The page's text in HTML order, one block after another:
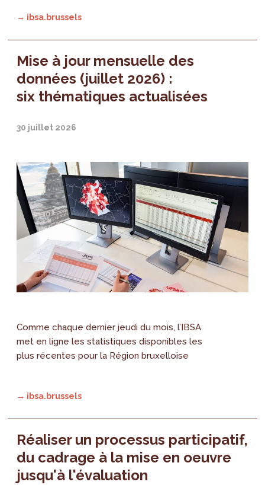
→ ibsa.brussels
Mise à jour mensuelle des
données (juillet 2026) :
six thématiques actualisées
30 juillet 2026
Comme chaque dernier jeudi du mois, l’IBSA
met en ligne les statistiques disponibles les
plus récentes pour la Région bruxelloise
→ ibsa.brussels
Réaliser un processus participatif,
du cadrage à la mise en oeuvre
jusqu'à l'évaluation